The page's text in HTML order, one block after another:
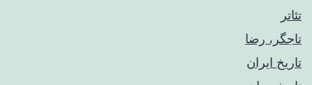
تئاتر
تاجگر، رضا
تاریخ ایران